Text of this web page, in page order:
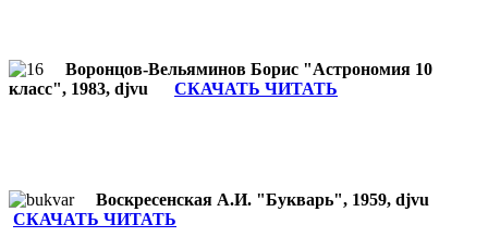
Воронцов-Вельяминов Борис "Астрономия 10
класс", 1983, djvu СКАЧАТЬ ЧИТАТЬ
Воскресенская А.И. "Букварь", 1959, djvu
СКАЧАТЬ ЧИТАТЬ